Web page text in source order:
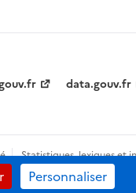
data.gouv.fr
Statistiques, lexiques et
Personnaliser